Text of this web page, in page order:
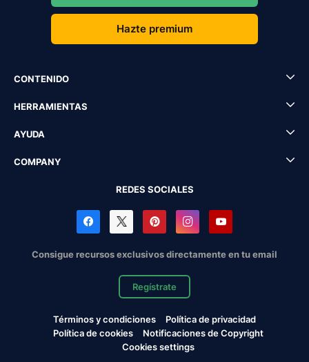
Hazte premium
CONTENIDO
HERRAMIENTAS
AYUDA
COMPANY
REDES SOCIALES
Consigue recursos exclusivos directamente en tu email
Regístrate
Términos y condiciones
Política de privacidad
Política de cookies
Notificaciones de Copyright
Cookies settings